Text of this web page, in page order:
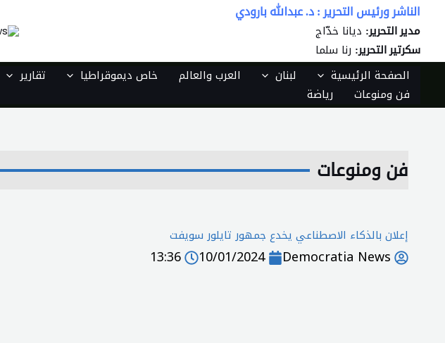
تخطي
المحتوى
الناشر ورئيس التحرير : د. عبدالله بارودي
مدير التحرير: ديانا خدّاج
سكرتير التحرير: رنا سلما
الصفحة الرئيسية لبنان العرب والعالم خاص ديموقراطيا تقارير
فن ومنوعات
رياضة
فن ومنوعات
إعلان بالذكاء الاصطناعي يخدع جمهور تايلور سويفت
Democratia News
10/01/2024
13:36